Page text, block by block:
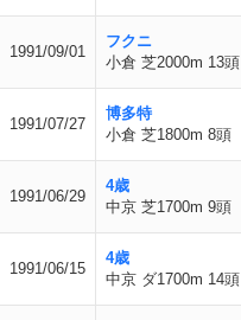
1991/09/01
フクニ
小倉 芝2000m 13頭
1991/07/27
博多特
小倉 芝1800m 8頭
1991/06/29
4歳
中京 芝1700m 9頭
1991/06/15
4歳
中京 ダ1700m 14頭